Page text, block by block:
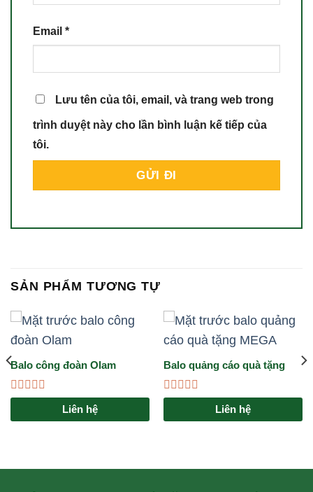
Email *
Lưu tên của tôi, email, và trang web trong
trình duyệt này cho lần bình luận kế tiếp của
tôi.
SẢN PHẨM TƯƠNG TỰ
Balo công đoàn Olam
Được
hạng
Liên hệ
Balo quảng cáo quà tặng
MEGA
Được
hạng
Liên hệ